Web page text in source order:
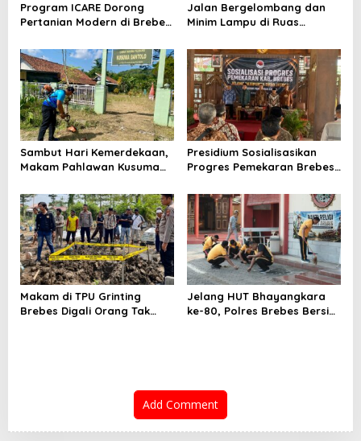
Program ICARE Dorong
Pertanian Modern di Brebes,
Tembus 10,2 Ton per Hektare
Jalan Bergelombang dan
Minim Lampu di Ruas
Telan Korban, Innova
Hantam Pohon di
Bantarkawung
Sambut Hari Kemerdekaan,
Makam Pahlawan Kusuma
Dibersihkan
Presidium Sosialisasikan
Progres Pemekaran Brebes
Pansus DPRD Jateng Jadi
Tahap Berikutnya
Makam di TPU Grinting
Brebes Digali Orang Tak
Jelang HUT Bhayangkara
ke-80, Polres Brebes Bersih-
Add Comment